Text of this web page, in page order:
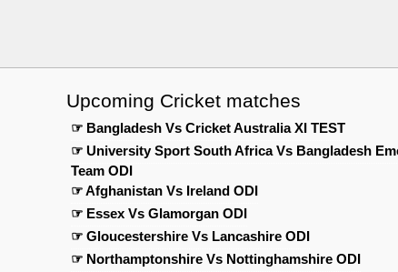
Upcoming Cricket matches
☞ Bangladesh Vs Cricket Australia XI TEST
☞ University Sport South Africa Vs Bangladesh
Team ODI
☞ Afghanistan Vs Ireland ODI
☞ Essex Vs Glamorgan ODI
☞ Gloucestershire Vs Lancashire ODI
☞ Northamptonshire Vs Nottinghamshire ODI